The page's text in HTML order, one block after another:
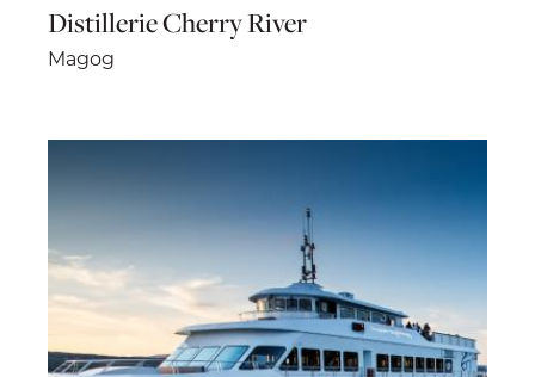
Distillerie Cherry River
Magog